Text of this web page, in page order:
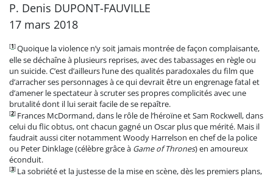
P. Denis DUPONT-FAUVILLE
17 mars 2018
[1] Quoique la violence n’y soit jamais montrée de façon complaisante,
elle se déchaîne à plusieurs reprises, avec des tabassages en règle ou
un suicide. C’est d’ailleurs l’une des qualités paradoxales du film que
d’arracher ses personnages à ce qui devrait être un engrenage fatal et
d’amener le spectateur à scruter ses propres complicités avec une
brutalité dont il lui serait facile de se repaître.
[2] Frances McDormand, dans le rôle de l’héroïne et Sam Rockwell, dans
celui du flic obtus, ont chacun gagné un Oscar plus que mérité. Mais il
faudrait aussi citer notamment Woody Harrelson en chef de la police
ou Peter Dinklage (célèbre grâce à Game of Thrones) en amoureux
éconduit.
[3] La sobriété et la justesse de la mise en scène, dès les premiers plans,